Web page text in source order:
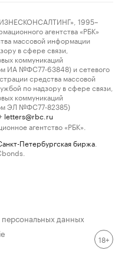
1995–
агентства «РБК»
массовой информации
в сфере связи,
коммуникаций
ИА №ФС77-63848) и сетевого
средства массовой
по надзору в сфере связи,
коммуникаций
ЭЛ №ФС77-82385)
letters@rbc.ru
агентство «РБК».
Петербургская биржа
данных
18+